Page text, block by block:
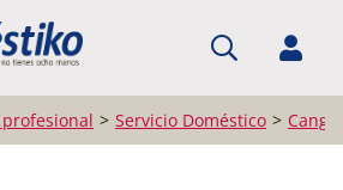
Servicio Doméstico